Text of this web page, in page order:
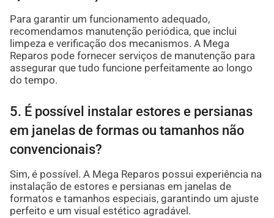
Para garantir um funcionamento adequado,
recomendamos manutenção periódica, que inclui
limpeza e verificação dos mecanismos. A Mega
Reparos pode fornecer serviços de manutenção para
assegurar que tudo funcione perfeitamente ao longo
do tempo.
5. É possível instalar estores e persianas
em janelas de formas ou tamanhos não
convencionais?
Sim, é possível. A Mega Reparos possui experiência na
instalação de estores e persianas em janelas de
formatos e tamanhos especiais, garantindo um ajuste
perfeito e um visual estético agradável.